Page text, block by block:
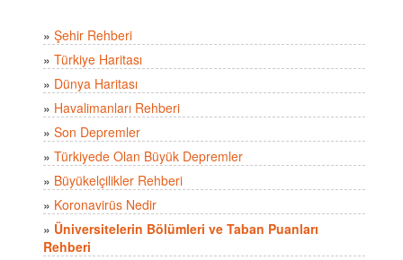
» Şehir Rehberi
» Türkiye Haritası
» Dünya Haritası
» Havalimanları Rehberi
» Son Depremler
» Türkiyede Olan Büyük Depremler
» Büyükelçilikler Rehberi
» Koronavirüs Nedir
» Üniversitelerin Bölümleri ve Taban Puanları
Rehberi